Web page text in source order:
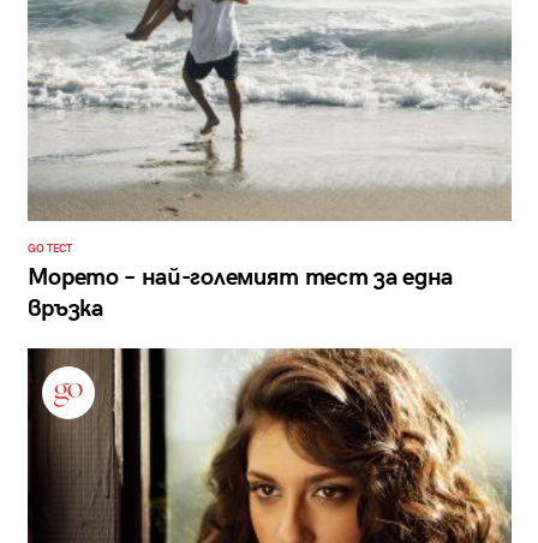
GO ТЕСТ
Морето – най-големият тест за една
връзка